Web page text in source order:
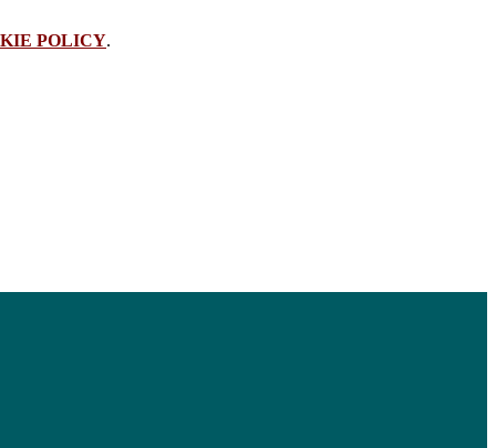
POLICY.